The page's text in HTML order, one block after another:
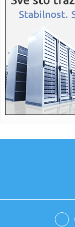
09:09:
09:06:Požar u
09:05:Kursevi
za zani...
09:04:
Filip
PAPIRA?: